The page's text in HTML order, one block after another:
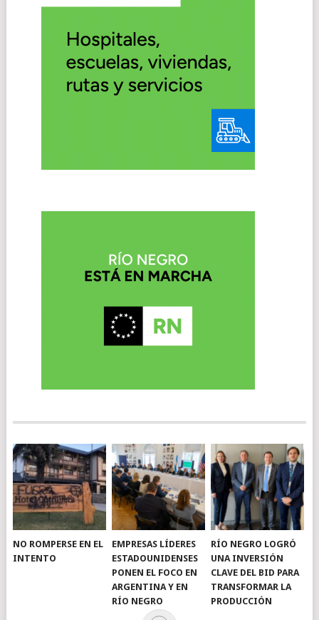
NO ROMPERSE EN EL
INTENTO
EMPRESAS LÍDERES
ESTADOUNIDENSES
PONEN EL FOCO EN
ARGENTINA Y EN
RÍO NEGRO
RÍO NEGRO LOGRÓ
UNA INVERSIÓN
CLAVE DEL BID PARA
TRANSFORMAR LA
PRODUCCIÓN